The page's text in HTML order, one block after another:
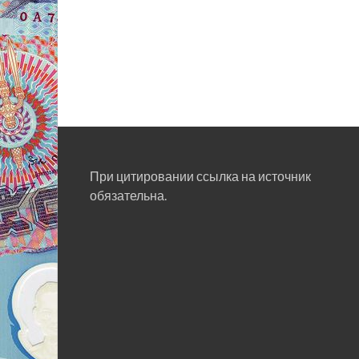
При цитировании ссылка на источник
обязательна.